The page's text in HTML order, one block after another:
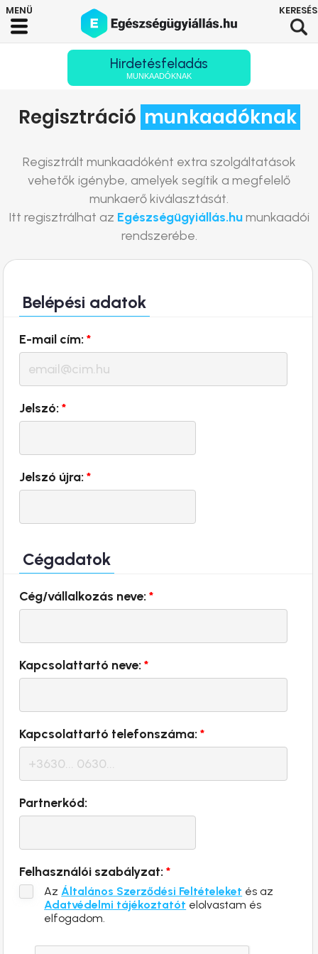
Hirdetésfeladás
MUNKAADÓKNAK
Regisztráció munkaadóknak
Regisztrált munkaadóként extra szolgáltatások
vehetők igénybe, amelyek segítik a megfelelő
munkaerő kiválasztását.
Itt regisztrálhat az Egészségügyiállás.humunkaadói
rendszerébe.
Belépési adatok
E-mail cím:*
Jelszó:*
Jelszó újra:*
Cégadatok
Cég/vállalkozás neve:*
Kapcsolattartó neve:*
Kapcsolattartó telefonszáma:*
Partnerkód:
Felhasználói szabályzat:*
AzÁltalános Szerződési Feltételeket és az
Adatvédelmi tájékoztatót elolvastam és
elfogadom.